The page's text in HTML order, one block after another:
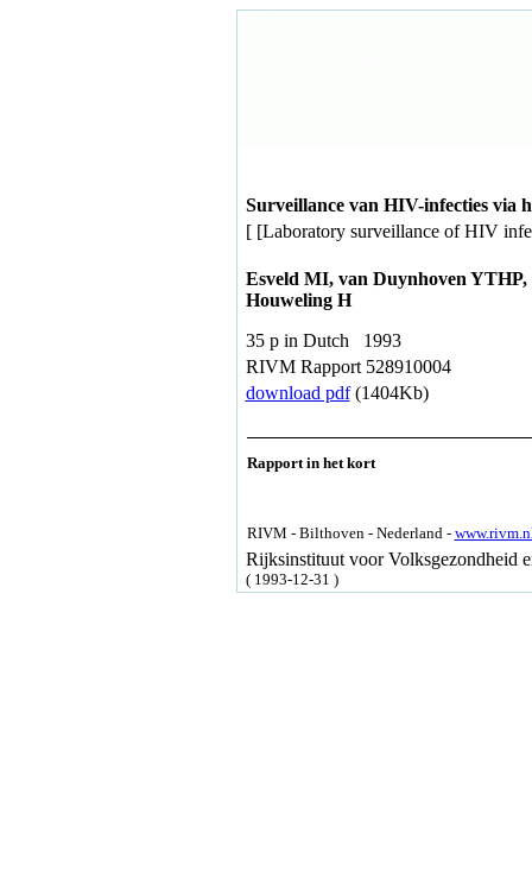
Surveillance van HIV-infecties via
[ [Laboratory surveillance of HIV
Esveld MI, van Duynhoven
Houweling H
35 p in Dutch 1993
RIVM Rapport 528910004
download pdf(1404Kb)
Rapport in het kort
RIVM - Bilthoven - Nederland -
Rijksinstituut voor Volksgezondheid
( 1993-12-31 )